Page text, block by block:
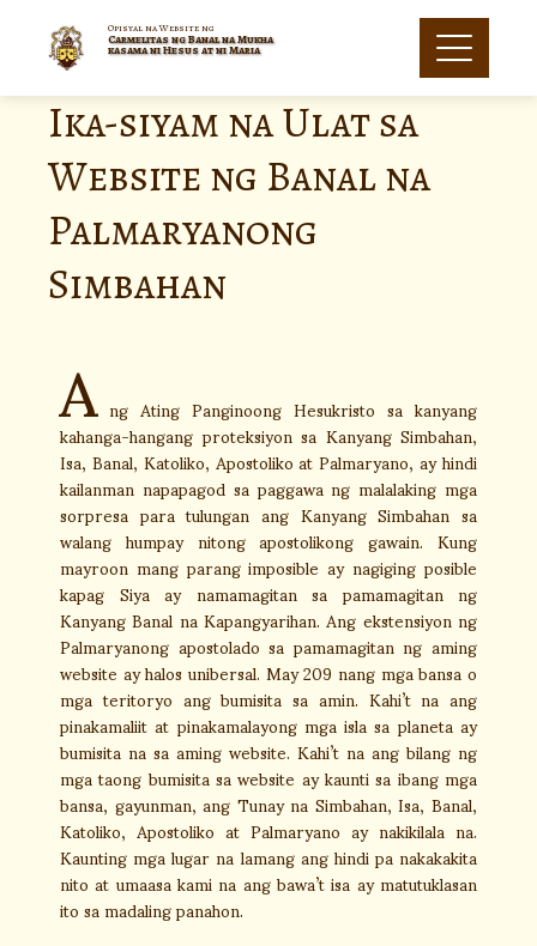
Opisyal na Website ng
Carmelitas ng Banal na Mukha
kasama ni Hesus at ni Maria
Ika-siyam na Ulat sa
Website ng Banal na
Palmaryanong
Simbahan
A ng Ating Panginoong Hesukristo sa kanyang
kahanga-hangang proteksiyon sa Kanyang Simbahan,
Isa, Banal, Katoliko, Apostoliko at Palmaryano, ay hindi
kailanman napapagod sa paggawa ng malalaking mga
sorpresa para tulungan ang Kanyang Simbahan sa
walang humpay nitong apostolikong gawain. Kung
mayroon mang parang imposible ay nagiging posible
kapag Siya ay namamagitan sa pamamagitan ng
Kanyang Banal na Kapangyarihan. Ang ekstensiyon ng
Palmaryanong apostolado sa pamamagitan ng aming
website ay halos unibersal. May 209 nang mga bansa o
mga teritoryo ang bumisita sa amin. Kahi’t na ang
pinakamaliit at pinakamalayong mga isla sa planeta ay
bumisita na sa aming website. Kahi’t na ang bilang ng
mga taong bumisita sa website ay kaunti sa ibang mga
bansa, gayunman, ang Tunay na Simbahan, Isa, Banal,
Katoliko, Apostoliko at Palmaryano ay nakikilala na.
Kaunting mga lugar na lamang ang hindi pa nakakakita
nito at umaasa kami na ang bawa’t isa ay matutuklasan
ito sa madaling panahon.